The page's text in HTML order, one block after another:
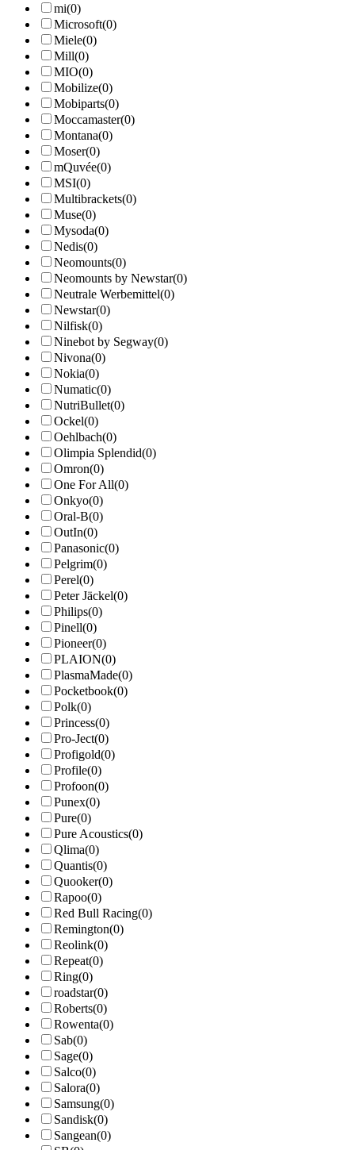
mi(0)
Microsoft(0)
Miele(0)
Mill(0)
MIO(0)
Mobilize(0)
Mobiparts(0)
Moccamaster(0)
Montana(0)
Moser(0)
mQuvée(0)
MSI(0)
Multibrackets(0)
Muse(0)
Mysoda(0)
Nedis(0)
Neomounts(0)
Neomounts by Newstar(0)
Neutrale Werbemittel(0)
Newstar(0)
Nilfisk(0)
Ninebot by Segway(0)
Nivona(0)
Nokia(0)
Numatic(0)
NutriBullet(0)
Ockel(0)
Oehlbach(0)
Olimpia Splendid(0)
Omron(0)
One For All(0)
Onkyo(0)
Oral-B(0)
OutIn(0)
Panasonic(0)
Pelgrim(0)
Perel(0)
Peter Jäckel(0)
Philips(0)
Pinell(0)
Pioneer(0)
PLAION(0)
PlasmaMade(0)
Pocketbook(0)
Polk(0)
Princess(0)
Pro-Ject(0)
Profigold(0)
Profile(0)
Profoon(0)
Punex(0)
Pure(0)
Pure Acoustics(0)
Qlima(0)
Quantis(0)
Quooker(0)
Rapoo(0)
Red Bull Racing(0)
Remington(0)
Reolink(0)
Repeat(0)
Ring(0)
roadstar(0)
Roberts(0)
Rowenta(0)
Sab(0)
Sage(0)
Salco(0)
Salora(0)
Samsung(0)
Sandisk(0)
Sangean(0)